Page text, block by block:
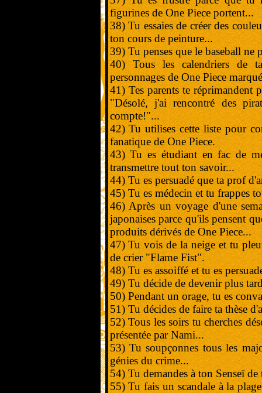
figurines de One Piece portent...
38) Tu essaies de créer des
ton cours de peinture...
39) Tu penses que le baseball ne
40) Tous les calendriers de
personnages de One Piece
41) Tes parents te réprimandent
"Désolé, j'ai rencontré des
compte!"...
42) Tu utilises cette liste pour
fanatique de One Piece.
43) Tu es étudiant en fac de
transmettre tout ton savoir...
44) Tu es persuadé que ta prof
45) Tu es médecin et tu frappes
46) Après un voyage d'une
japonaises parce qu'ils pensent
produits dérivés de One Piece...
47) Tu vois de la neige et tu
de crier "Flame Fist".
48) Tu es assoiffé et tu es
49) Tu décide de devenir plus
50) Pendant un orage, tu es
51) Tu décides de faire ta thèse
52) Tous les soirs tu cherches
présentée par Nami...
53) Tu soupçonnes tous les
génies du crime...
54) Tu demandes à ton Senseï
55) Tu fais un scandale à la